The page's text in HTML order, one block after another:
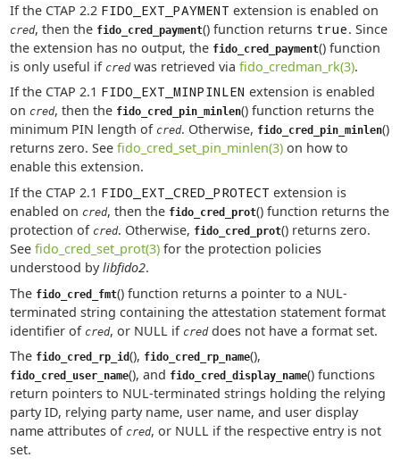
If the CTAP 2.2 FIDO_EXT_PAYMENT extension is enabled on
cred, then the fido_cred_payment() function returns true. Since
the extension has no output, the fido_cred_payment() function
is only useful if credwas retrieved via fido_credman_rk(3).
If the CTAP 2.1 FIDO_EXT_MINPINLEN extension is enabled
on cred, then the fido_cred_pin_minlen() function returns the
minimum PIN length of cred. Otherwise, fido_cred_pin_minlen()
returns zero. See fido_cred_set_pin_minlen(3)on how to
enable this extension.
If the CTAP 2.1 FIDO_EXT_CRED_PROTECT extension is
enabled on cred, then the fido_cred_prot() function returns the
protection of cred. Otherwise, fido_cred_prot() returns zero.
See fido_cred_set_prot(3)for the protection policies
understood bylibfido2.
The fido_cred_fmt() function returns a pointer to a NUL-
terminated string containing the attestation statement format
identifier of cred, or NULL if creddoes not have a format set.
The fido_cred_rp_id(), fido_cred_rp_name(),
fido_cred_user_name(), and fido_cred_display_name() functions
return pointers to NUL-terminated strings holding the relying
party ID, relying party name, user name, and user display
name attributes of cred, or NULL if the respective entry is not
set.